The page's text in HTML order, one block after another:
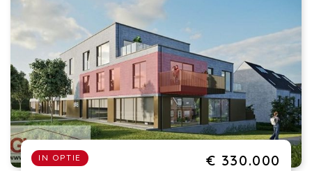
IN OPTIE € 330.000